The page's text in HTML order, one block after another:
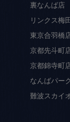
裏なんば店
リンクス梅
東京合羽橋
京都先斗町
京都錦寺町
なんばパー
難波スカイ